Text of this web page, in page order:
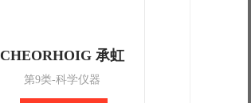
CHEORHOIG 承虹
第9类-科学仪器